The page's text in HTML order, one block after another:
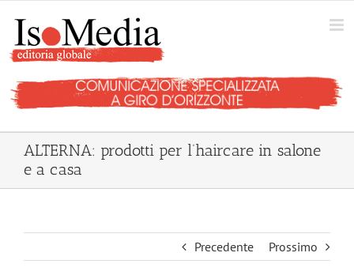
contenuto
ALTERNA: prodotti per l’haircare in salone
e a casa
Precedente Prossimo